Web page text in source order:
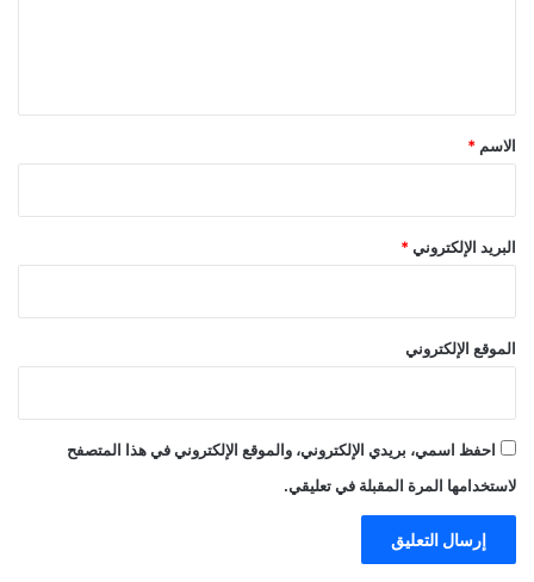
*
الاسم *
البريد الإلكتروني *
الموقع الإلكتروني
احفظ اسمي، بريدي الإلكتروني، والموقع الإلكتروني في هذا المتصفح
لاستخدامها المرة المقبلة في تعليقي.